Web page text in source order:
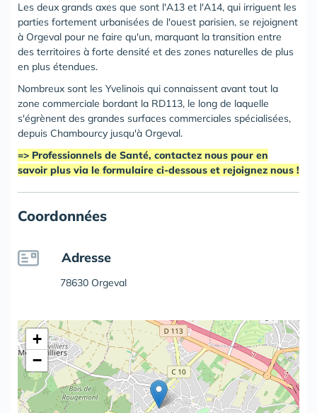
Les deux grands axes que sont l'A13 et l'A14, qui irriguent les
parties fortement urbanisées de l'ouest parisien, se rejoignent
à Orgeval pour ne faire qu'un, marquant la transition entre
des territoires à forte densité et des zones naturelles de plus
en plus étendues.
Nombreux sont les Yvelinois qui connaissent avant tout la
zone commerciale bordant la RD113, le long de laquelle
s'égrènent des grandes surfaces commerciales spécialisées,
depuis Chambourcy jusqu'à Orgeval.
=> Professionnels de Santé, contactez nous pour en
savoir plus via le formulaire ci-dessous et rejoignez nous !
Coordonnées
Adresse
78630 Orgeval
+
−